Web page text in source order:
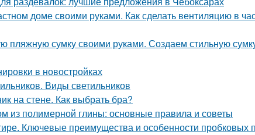
доме своими руками. Как сделать вентиляцию в
пляжную сумку своими руками. Создаем стильную
в новостройках
Виды светильников
на стене. Как выбрать бра?
из полимерной глины: основные правила и советы
Ключевые преимущества и особенности пробковых